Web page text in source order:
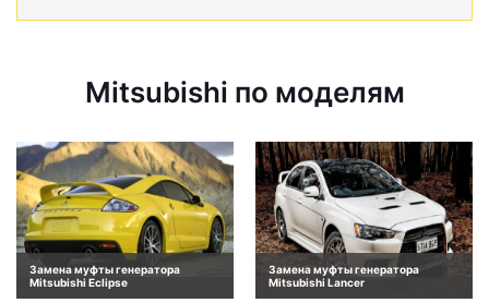
Mitsubishi по моделям
Замена муфты генератора
Mitsubishi Eclipse
Замена муфты генератора
Mitsubishi Lancer